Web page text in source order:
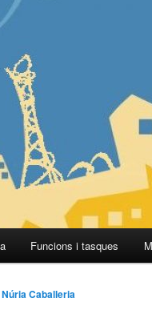
Funcions i tasques
Núria Caballeria